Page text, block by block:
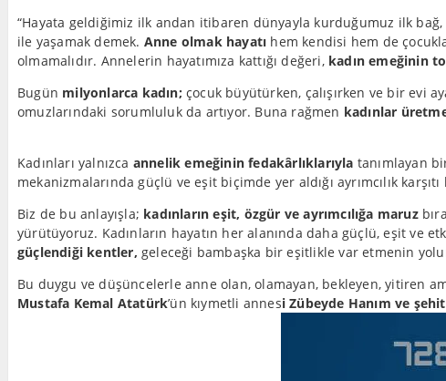
“Hayata geldiğimiz ilk andan itibaren dünyayla kurduğumuz ilk
ile yaşamak demek. Anne olmak hayatı hem kendisi hem de
olmamalıdır. Annelerin hayatımıza kattığı değeri, kadın emeğinin
Bugün milyonlarca kadın; çocuk büyütürken, çalışırken ve bir evi
omuzlarındaki sorumluluk da artıyor. Buna rağmen kadınlar
Kadınları yalnızca annelik emeğinin fedakârlıklarıyla tanımlayan
mekanizmalarında güçlü ve eşit biçimde yer aldığı ayrımcılık
Biz de bu anlayışla; kadınların eşit, özgür ve ayrımcılığa maruz
yürütüyoruz. Kadınların hayatın her alanında daha güçlü, eşit
güçlendiği kentler, geleceği bambaşka bir eşitlikle var etmenin
Bu duygu ve düşüncelerle anne olan, olamayan, bekleyen, yitiren
Mustafa Kemal Atatürk’ün kıymetli annesi Zübeyde Hanım ve